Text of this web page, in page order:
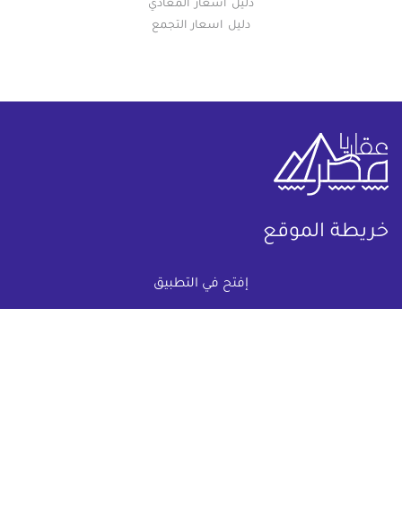
إفتح في التطبيق
دليل اسعار المعادي
دليل اسعار التجمع
خريطة الموقع
أضف عقارك مجانا
كومباوندات دليل الاسعار